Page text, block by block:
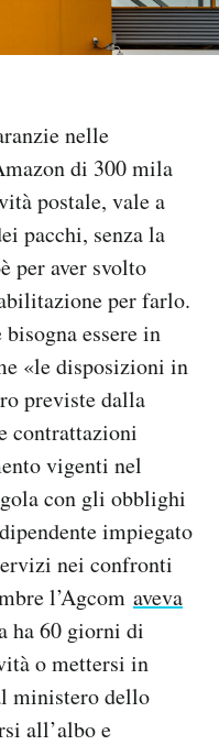
nelle
di 300 mila
postale, vale a
pacchi, senza la
per aver svolto
per farlo.
essere in
«le disposizioni in
previste dalla
contrattazioni
vigenti nel
con gli obblighi
impiegato
nei confronti
l’Agcom aveva
ha 60 giorni di
o mettersi in
ministero dello
all’albo e